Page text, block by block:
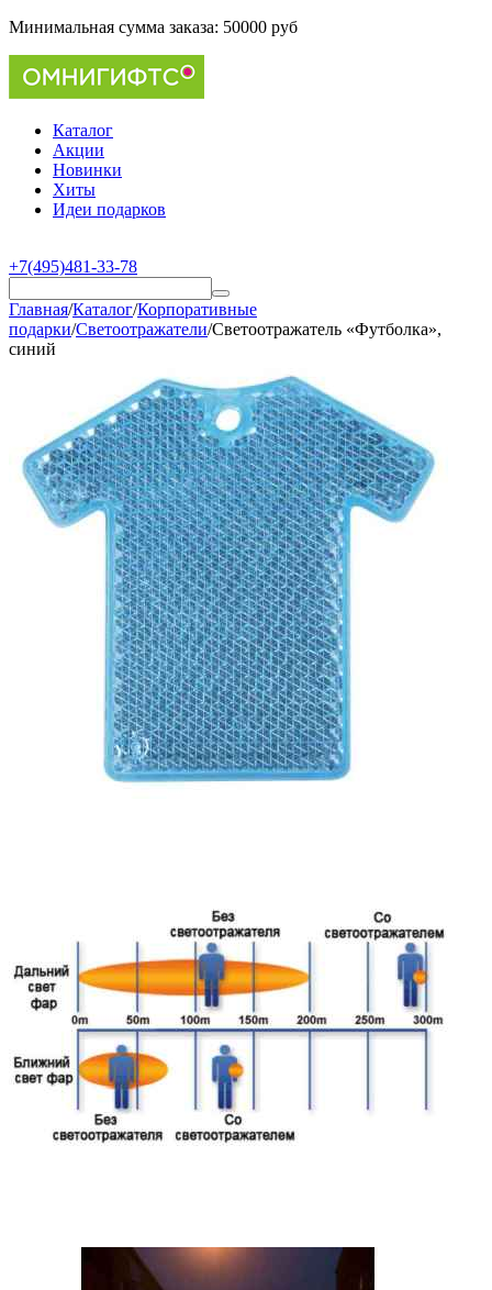
Минимальная сумма заказа: 50000 руб
Каталог
Акции
Новинки
Хиты
Идеи подарков
+7(495)481-33-78
Главная/Каталог/Корпоративные
подарки/Светоотражатели/Светоотражатель «Футболка»,
синий